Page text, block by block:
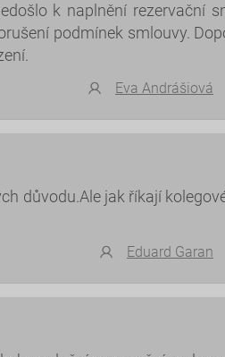
k naplnění rezervační
podmínek smlouvy.
Eva Andrášiová
důvodu.Ale jak říkají
Eduard Garan